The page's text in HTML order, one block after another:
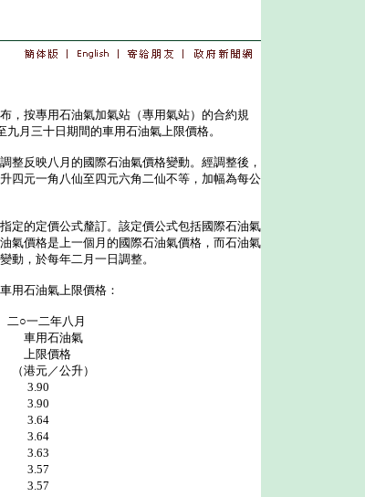
按專用石油氣加氣站（專用氣站）的合約規
月三十日期間的車用石油氣上限價格。
反映八月的國際石油氣價格變動。經調整後，
四元一角八仙至四元六角二仙不等，加幅為每公
的定價公式釐訂。該定價公式包括國際石油氣
氣價格是上一個月的國際石油氣價格，而石油氣
動，於每年二月一日調整。
石油氣上限價格：
一二年八月
油氣
價格
／公升）